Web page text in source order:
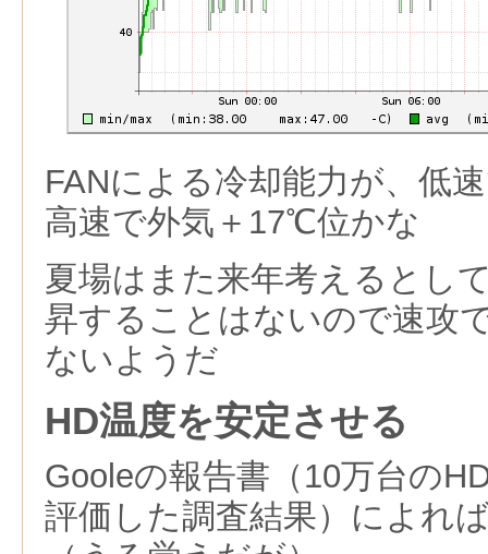
FANによる冷却能力が、低
高速で外気＋17℃位かな
夏場はまた来年考えるとし
昇することはないので速攻
ないようだ
HD温度を安定させる
Gooleの報告書（10万台の
評価した調査結果）によれ